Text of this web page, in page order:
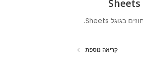
במדריך הבא נלמד לכיצד לבצע חישוב אחוזים בגוגל Sheets.
קריאה נוספת